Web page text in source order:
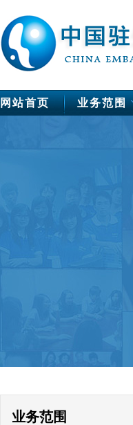
网站首页 业务范围
芬兰
新西兰
业务范围